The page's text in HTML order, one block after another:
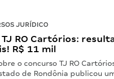
JURÍDICO
RO Cartórios:
R$ 11 mil
o concurso TJ RO
de Rondônia publicou